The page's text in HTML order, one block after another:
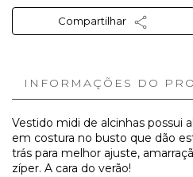
Compartilhar
INFORMAÇÕES DO
Vestido midi de alcinhas possui
em costura no busto que dão
trás para melhor ajuste,
zíper. A cara do verão!